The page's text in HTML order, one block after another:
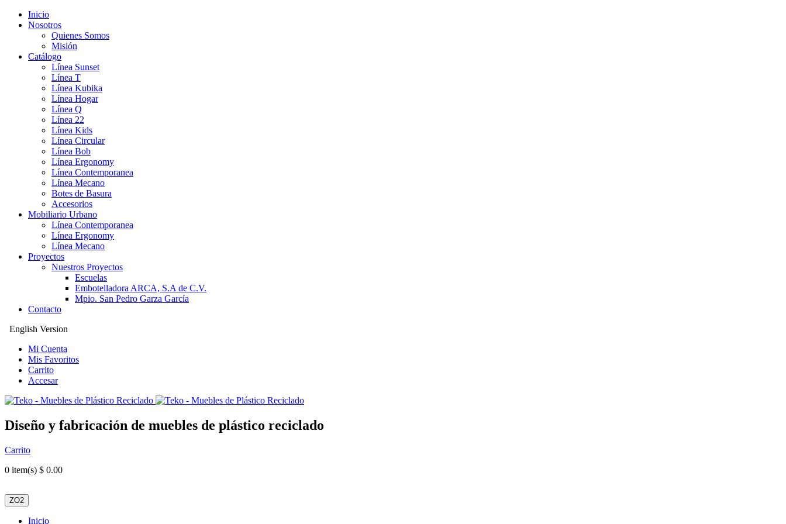
Inicio
Nosotros
Quienes Somos
Misión
Catálogo
Línea Sunset
Línea T
Línea Kubika
Línea Hogar
Línea Q
Línea 22
Línea Kids
Línea Circular
Línea Bob
Línea Ergonomy
Línea Contemporanea
Línea Mecano
Botes de Basura
Accesorios
Mobiliario Urbano
Línea Contemporanea
Línea Ergonomy
Línea Mecano
Proyectos
Nuestros Proyectos
Escuelas
Embotelladora ARCA, S.A de C.V.
Mpio. San Pedro Garza García
Contacto
English Version
Mi Cuenta
Mis Favoritos
Carrito
Accesar
Diseño y fabricación de muebles de plástico reciclado
Carrito
0 item(s) $ 0.00
ZO2
Inicio